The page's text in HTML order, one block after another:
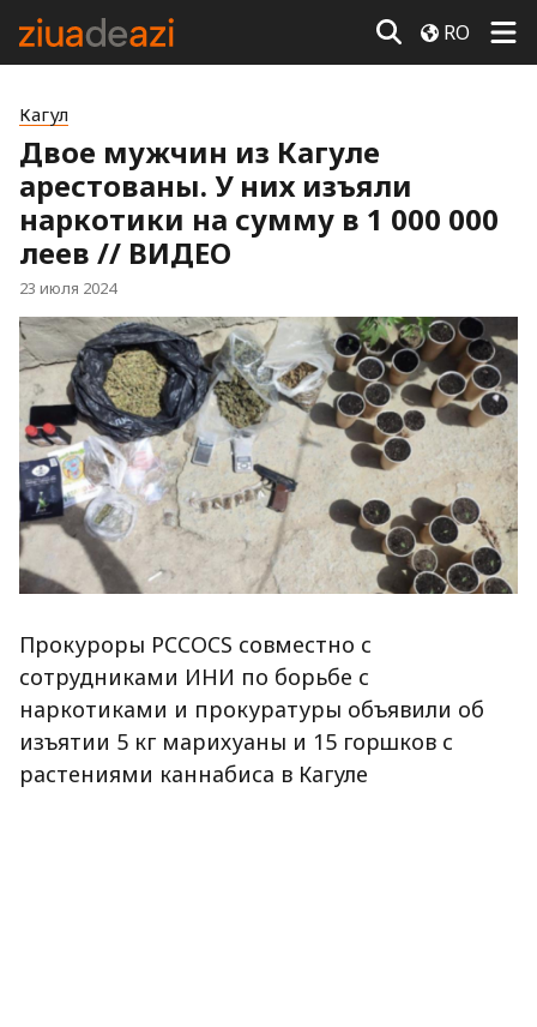
RO
Кагул
Двое мужчин из Кагуле
арестованы. У них изъяли
наркотики на сумму в 1 000 000
леев // ВИДЕО
23 июля 2024
Прокуроры PCCOCS совместно с
сотрудниками ИНИ по борьбе с
наркотиками и прокуратуры объявили об
изъятии 5 кг марихуаны и 15 горшков с
растениями каннабиса в Кагуле